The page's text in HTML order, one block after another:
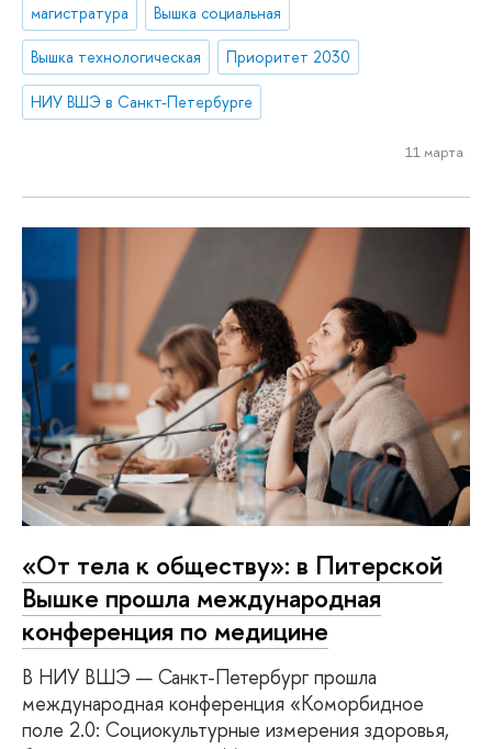
магистратура Вышка социальная
Вышка технологическая Приоритет 2030
НИУ ВШЭ в Санкт-Петербурге
11 марта
«От тела к обществу»: в Питерской
Вышке прошла международная
конференция по медицине
В НИУ ВШЭ — Санкт-Петербург прошла
международная конференция «Коморбидное
поле 2.0: Социокультурные измерения здоровья,